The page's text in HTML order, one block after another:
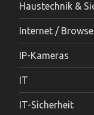
Haustechnik &
Internet /
IP-Kameras
IT
IT-Sicherheit